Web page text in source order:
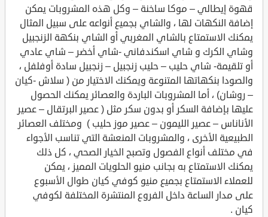
قهوة إيطالي – موكا ساخنة – وكل هذه المشروبات يمكن
إضافة النكهات لها ، والشاي بجميع أنواعه على سبيل المثال
يمكنك الاستمتاع بالشاي المغربي أو الشاي بنكهة الزنجبيل
وشاي الكرك و شاي اسكندفاني -شاي أخضر – شاي عادي
أو تلقيمة- شاي حليب – حليب زنجبيل – زنجبيل سادة أوفلفل ،
والصودا بنكهاتها المتنوعة ويمكنك الاختيار من ( سلاش -كيان
– روشان) ، أما المشروبات الباردة والعصائر يمكنك الحصول
عليها بإضافة السكر أو بدون سكر مثل ( عصير البرتقال – عصير
الأناناس – عصير الليمون – عصير موز حليب ) ومختلف العصائر
الطبيعية الأخرى ، والمشروبات المنعشة التي تناسب الأجواء
في مختلف أنواع الفصول وتصبح الخيار الصحي ، كل ذلك
يمكنك الاستمتاع به بجانب منيو الحلويات المميز ، يمكن
للعملاء الاستمتاع بجميع منيو كوفي كيان طوال الأسبوع
على مدار الساعة داخل الفروع المنتشرة المختلفة لكوفي
كيان .